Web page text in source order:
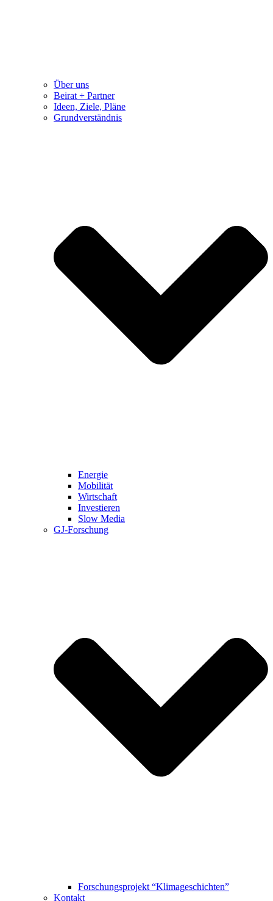
Über uns
Beirat + Partner
Ideen, Ziele, Pläne
Grundverständnis
Energie
Mobilität
Wirtschaft
Investieren
Slow Media
GJ-Forschung
Forschungsprojekt “Klimageschichten”
Kontakt